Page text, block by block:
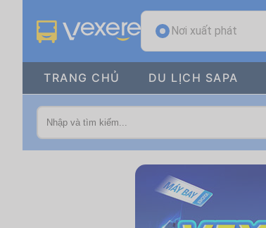
Nơi xuất phát
TRANG CHỦ DU LỊCH SAPA